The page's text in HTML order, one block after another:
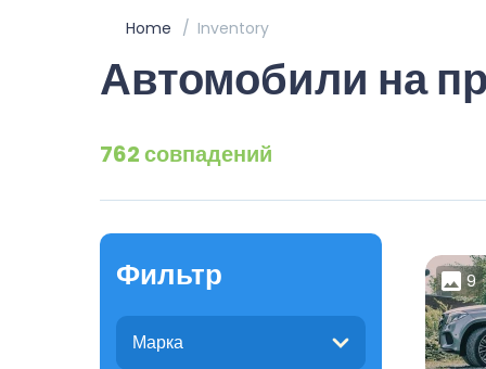
Home Inventory
Автомобили на
762 совпадений
Фильтр
Марка
9